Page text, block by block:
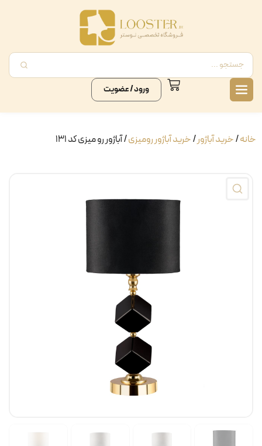
ورود / عضویت
خانه/خرید آباژور/خرید آباژور رومیزی/ آباژور رو میزی کد ۱۳۱